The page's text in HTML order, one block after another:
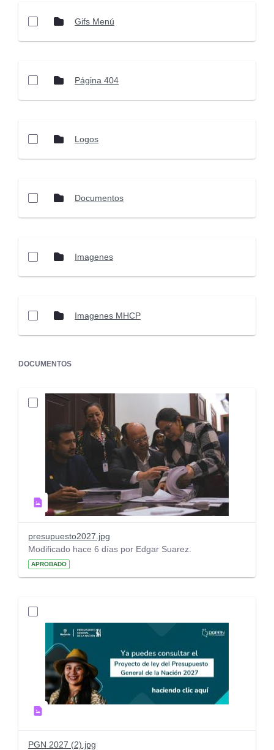
Gifs Menú
Página 404
Logos
Documentos
Imagenes
Imagenes MHCP
DOCUMENTOS
presupuesto2027.jpg
Modificado hace 6 días por Edgar Suarez.
APROBADO
PGN 2027 (2).jpg